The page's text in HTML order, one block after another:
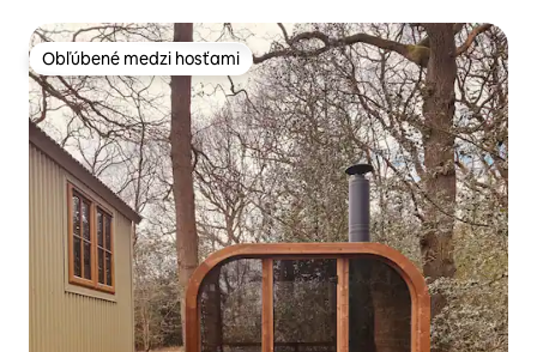
Obľúbené medzi hosťami
Obľúbené medzi hosťami